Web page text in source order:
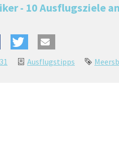
- 10 Ausflugsziele
Ausflugstipps